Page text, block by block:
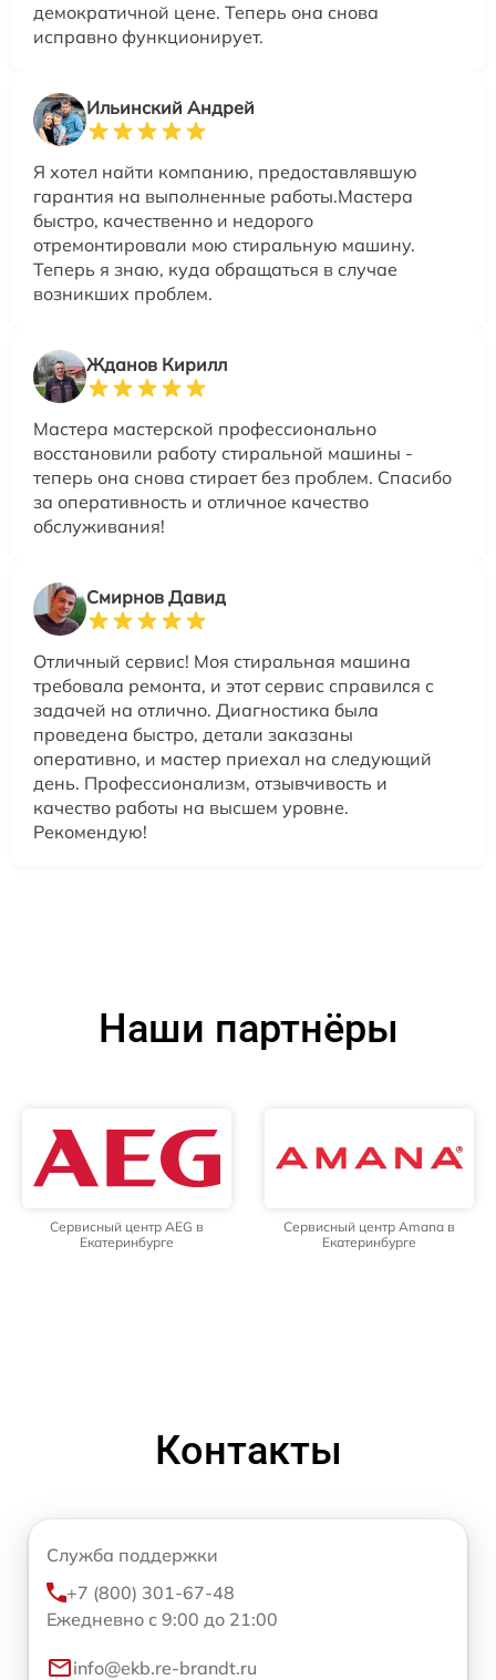
демократичной цене. Теперь она снова
исправно функционирует.
Ильинский Андрей
Я хотел найти компанию, предоставлявшую
гарантия на выполненные работы.Мастера
быстро, качественно и недорого
отремонтировали мою стиральную машину.
Теперь я знаю, куда обращаться в случае
возникших проблем.
Жданов Кирилл
Мастера мастерской профессионально
восстановили работу стиральной машины -
теперь она снова стирает без проблем. Спасибо
за оперативность и отличное качество
обслуживания!
Смирнов Давид
Отличный сервис! Моя стиральная машина
требовала ремонта, и этот сервис справился с
задачей на отлично. Диагностика была
проведена быстро, детали заказаны
оперативно, и мастер приехал на следующий
день. Профессионализм, отзывчивость и
качество работы на высшем уровне.
Рекомендую!
Наши партнёры
Сервисный центр AEG в
Екатеринбурге
Сервисный центр Amana в
Екатеринбурге
Контакты
Служба поддержки
+7 (800) 301-67-48
Ежедневно с 9:00 до 21:00
info@ekb.re-brandt.ru